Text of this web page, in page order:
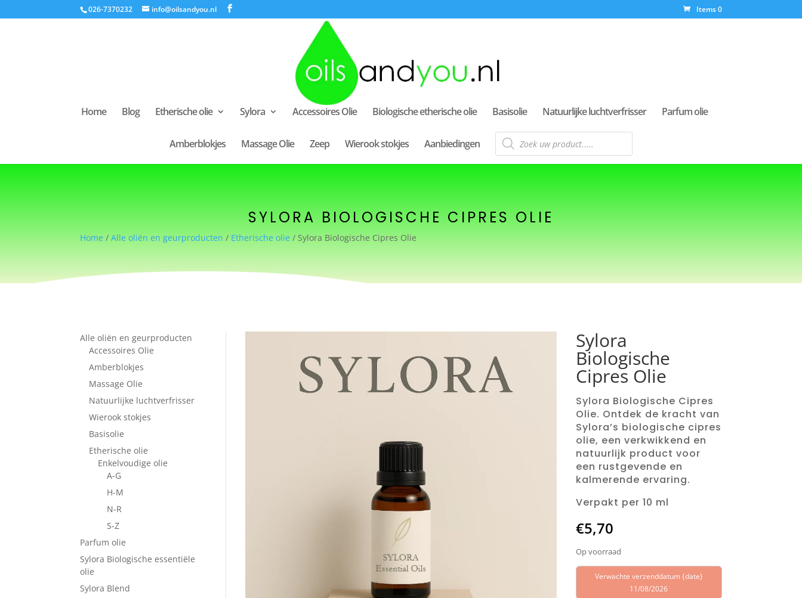
026-7370232 info@oilsandyou.nl Items 0
Home Blog Etherische olie Sylora Accessoires Olie Biologische etherische olie Basisolie Natuurlijke luchtverfrisser Parfum olie
Amberblokjes Massage Olie Zeep Wierook stokjes Aanbiedingen
Producten
zoeken
SYLORA BIOLOGISCHE CIPRES OLIE
Home /Alle oliën en geurproducten / Etherische olie / Sylora Biologische Cipres Olie
Alle oliën en geurproducten
Accessoires Olie
Amberblokjes
Massage Olie
Natuurlijke luchtverfrisser
Wierook stokjes
Basisolie
Etherische olie
Enkelvoudige olie
A-G
H-M
N-R
S-Z
Parfum olie
Sylora Biologische essentiële
olie
Sylora Blend
Sylora
Biologische
Cipres Olie
Sylora Biologische Cipres
Olie. Ontdek de kracht van
Sylora’s biologische cipres
olie, een verkwikkend en
natuurlijk product voor
een rustgevende en
kalmerende ervaring.
Verpakt per 10 ml
€5,70
Op voorraad
Verwachte verzenddatum {date}
11/08/2026